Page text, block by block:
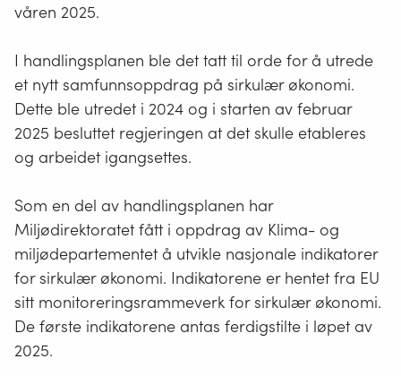
fra avfall som brennes utnyttes i fjernvarmeanlegg
som varmer opp bygg eller til å generere
elektrisitet.
Ressurseffektiviteter en betegnelse som brukes for
tilgjengelig på en effektiv måte slik at minst mulig
går til spille, for eksempel når vi gjør om matavfal
til biogass og ulike typer biogjødsel.
Verdikjedeer betegnelsen på ulike stadier som
materialer/produkter gjennomgår i løpet av sin
levetid, fra uttak av råvarer og produksjon via
våren 2025.
I handlingsplanen ble det tatt til orde for å utrede
et nytt samfunnsoppdrag på sirkulær økonomi.
Dette ble utredet i 2024 og i starten av februar
2025 besluttet regjeringen at det skulle etableres
og arbeidet igangsettes.
Som en del av handlingsplanen har
Miljødirektoratet fått i oppdrag av Klima- og
miljødepartementet å utvikle nasjonale indikatorer
for sirkulær økonomi. Indikatorene er hentet fra EU
sitt monitoreringsrammeverk for sirkulær økonomi.
De første indikatorene antas ferdigstilte i løpet av
2025.